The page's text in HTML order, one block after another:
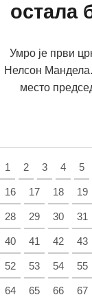
остала
Умро је први
Нелсон
место
1 2 3 4 5
16 17 18 19
28 29 30 31
40 41 42 43
52 53 54 55
64 65 66 67